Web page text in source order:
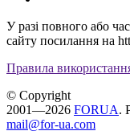
У разі повного або
сайту посилання на
Правила
© Copyright
2001—2026 FORUA.
mail@for-ua.com